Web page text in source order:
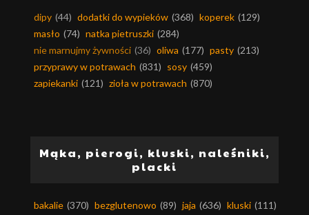
dipy (44) dodatki do wypieków (368) koperek (129)
masło (74) natka pietruszki (284)
nie marnujmy żywności (36) oliwa (177) pasty (213)
przyprawy w potrawach (831) sosy (459)
zapiekanki (121) zioła w potrawach (870)
Mąka, pierogi, kluski, naleśniki,
placki
bakalie (370) bezglutenowo (89) jaja (636) kluski (111)